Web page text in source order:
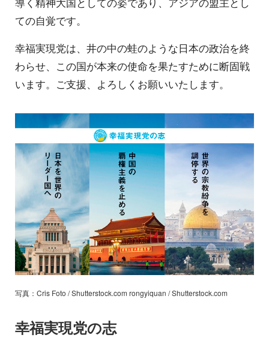
ての自覚です。
幸福実現党は、井の中の蛙のような日本の政治を終
わらせ、この国が本来の使命を果たすために断固戦
います。ご支援、よろしくお願いいたします。
写真：Cris Foto / Shutterstock.com rongyiquan / Shutterstock.com
幸福実現党の志